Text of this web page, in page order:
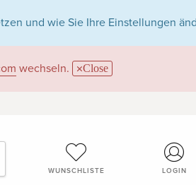
und wie Sie Ihre Einstellungen
wechseln. Close
WUNSCHLISTE LOGIN